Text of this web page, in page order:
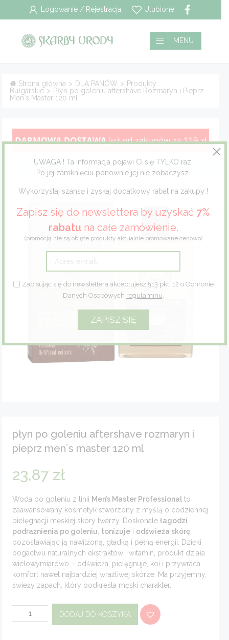
Logowanie / Rejestracja Ulubione
MENU
Strona główna > DLA PANÓW > Produkty
Bułgarskie > Płyn po goleniu aftershave Rozmaryn i Pieprz
Men`s Master 120 ml
płyn po goleniu aftershave rozmaryn i
pieprz men`s master 120 ml
23,87 zł
Woda po goleniu z linii Men’s Master Professional to
zaawansowany kosmetyk stworzony z myślą o codziennej
pielęgnacji męskiej skóry twarzy. Doskonalełagodzi
podrażnienia po goleniu tonizuje i odświeża skórę
pozostawiając ją nawilżoną, gładką i pełną energii. Dzięki
bogactwu naturalnych ekstraktów i witamin, produkt działa
wielowymiarowo – odświeża, pielęgnuje, koi i przywraca
komfort nawet najbardziej wrażliwej skórze. Ma przyjemny,
świeży zapach, który podkreśla męski charakter.
po
DODAJ DO KOSZYKA
UWAGA ! Ta informacja pojawi Ci się TYLKO raz.
Po jej zamknięciu ponownie jej nie zobaczysz.
Wykorzystaj szansę i zyskaj dodatkowy rabat na zakupy !
Zapisz się do newslettera by uzyskać 7%
rabatu na całe zamówienie.
(promocją nie są objęte produkty aktualnie promowane cenowo)
Zapisując się do newslettera akceptujesz §13 pkt. 12 o Ochronie
Danych Osobowych regulaminu.
Wszystkie
Pielęgnacja twarzy
Pielęgnacja stóp
Pielęgnacja jamy ustnej
Dla mężczyzn
Płatność i dostawa
Regulamin